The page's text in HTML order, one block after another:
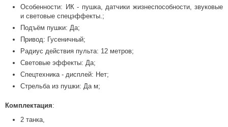
Особенности: ИК - пушка, датчики жизнеспособности, звуковые
и световые спецэффекты.;
Подъём пушки: Да;
Привод: Гусеничный;
Радиус действия пульта: 12 метров;
Световые эффекты: Да;
Спецтехника - дисплей: Нет;
Стрельба из пушки: Да м;
Комплектация:
2 танка,